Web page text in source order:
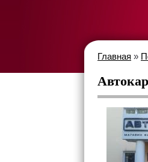
Главная »